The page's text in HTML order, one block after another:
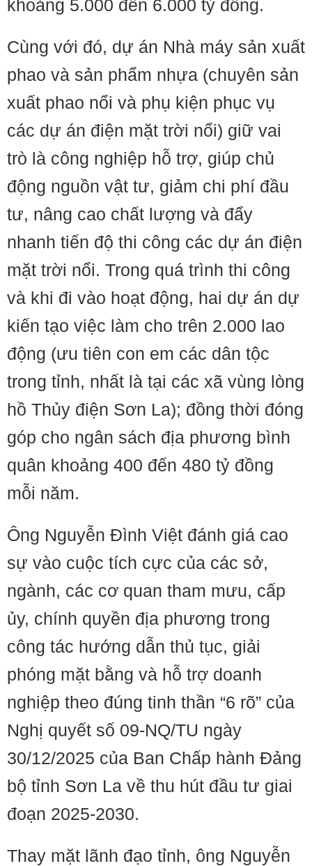
khoảng 5.000 đến 6.000 tỷ đồng.
Cùng với đó, dự án Nhà máy sản xuất
phao và sản phẩm nhựa (chuyên sản
xuất phao nổi và phụ kiện phục vụ
các dự án điện mặt trời nổi) giữ vai
trò là công nghiệp hỗ trợ, giúp chủ
động nguồn vật tư, giảm chi phí đầu
tư, nâng cao chất lượng và đẩy
nhanh tiến độ thi công các dự án điện
mặt trời nổi. Trong quá trình thi công
và khi đi vào hoạt động, hai dự án dự
kiến tạo việc làm cho trên 2.000 lao
động (ưu tiên con em các dân tộc
trong tỉnh, nhất là tại các xã vùng lòng
hồ Thủy điện Sơn La); đồng thời đóng
góp cho ngân sách địa phương bình
quân khoảng 400 đến 480 tỷ đồng
mỗi năm.
Ông Nguyễn Đình Việt đánh giá cao
sự vào cuộc tích cực của các sở,
ngành, các cơ quan tham mưu, cấp
ủy, chính quyền địa phương trong
công tác hướng dẫn thủ tục, giải
phóng mặt bằng và hỗ trợ doanh
nghiệp theo đúng tinh thần “6 rõ” của
Nghị quyết số 09‑NQ/TU ngày
30/12/2025 của Ban Chấp hành Đảng
bộ tỉnh Sơn La về thu hút đầu tư giai
đoạn 2025-2030.
Thay mặt lãnh đạo tỉnh, ông Nguyễn